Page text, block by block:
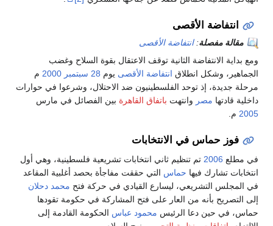
انتفاضة الأقصى
مقالة مفصلة:انتفاضة الأقصى
ومع بداية الانتفاضة الثانية توقف الاعتقال بقوة السلاح وغضب
الجماهير، وشكل انطلاق انتفاضة الأقصى يوم 28 سبتمبر 2000 م
مرحلة جديدة، إذ توحد الفلسطينيون ضد الاحتلال، وشرعوا في حوارات
داخلية قادتها مصر وانتهت باتفاق القاهرة بين الفصائل في مارس
2005 م.
فوز حماس في الانتخابات
في مطلع 2006 تم تنظيم ثاني انتخابات تشريعية فلسطينية، وهي أول
انتخابات تشارك فيها حماس التي حققت مفاجأة بحصد أغلبية المقاعد
في المجلس التشريعي، ليسارع القيادي في حركة فتح محمد دحلان
إلى التصريح بأنه من العار على فتح المشاركة في حكومة تقودها
حماس، في حين دعا الرئيس محمود عباس الحكومة القادمة إلى